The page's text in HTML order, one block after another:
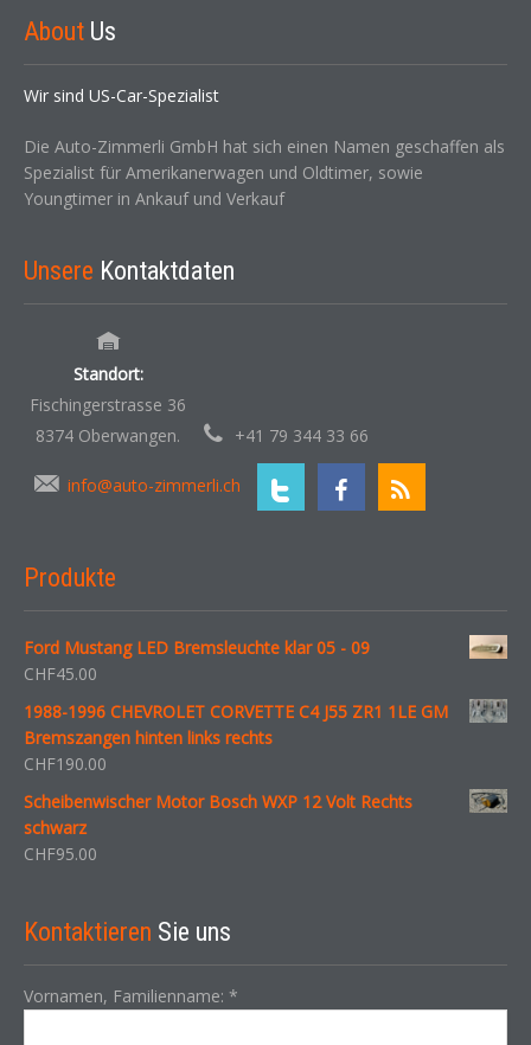
About Us
Wir sind US-Car-Spezialist
Die Auto-Zimmerli GmbH hat sich einen Namen geschaffen als
Spezialist für Amerikanerwagen und Oldtimer, sowie
Youngtimer in Ankauf und Verkauf
Unsere Kontaktdaten
Standort:
Fischingerstrasse 36
8374 Oberwangen.
+41 79 344 33 66
info@auto-zimmerli.ch
Produkte
Ford Mustang LED Bremsleuchte klar 05 - 09
CHF45.00
1988-1996 CHEVROLET CORVETTE C4 J55 ZR1 1LE GM
Bremszangen hinten links rechts
CHF190.00
Scheibenwischer Motor Bosch WXP 12 Volt Rechts
schwarz
CHF95.00
Kontaktieren Sie uns
Vornamen, Familienname: *